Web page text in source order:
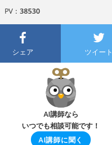
PV： 38530
シェア ツイート
AI講師なら
いつでも相談可能です！
AI講師に聞く